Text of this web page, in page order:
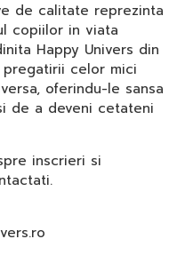
de calitate reprezinta
copiilor in viata
Happy Univers din
celor mici
oferindu-le sansa
de a deveni cetateni
inscrieri si